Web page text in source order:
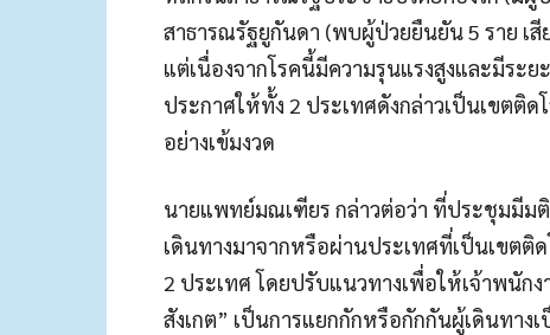
สาธารณรัฐยูกันดา (พบผู้ป่วยยืนยัน 5 ราย เ
แต่เนื่องจากโรคนี้มีความรุนแรงสูงและมีระ
ประกาศให้ทั้ง 2 ประเทศดังกล่าวเป็นเขตติ
อย่างเข้มงวด
นายแพทย์มณเฑียร กล่าวต่อว่า ที่ประชุมมีม
เดินทางมาจากหรือผ่านประเทศที่เป็นเขตติ
2 ประเทศ โดยปรับแนวทางเพื่อให้เจ้าพนัก
สังเกต” เป็นการแยกกักหรือกักกันผู้เดินทาง